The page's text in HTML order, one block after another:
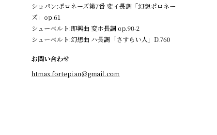
ショパン:ポロネーズ第7番 変イ長調「幻想ポロネー
ズ」op.61
シューベルト:即興曲 変ホ長調 op.90-2
シューベルト:幻想曲 ハ長調「さすらい人」D.760
お問い合わせ
htmax.fortepian@gmail.com